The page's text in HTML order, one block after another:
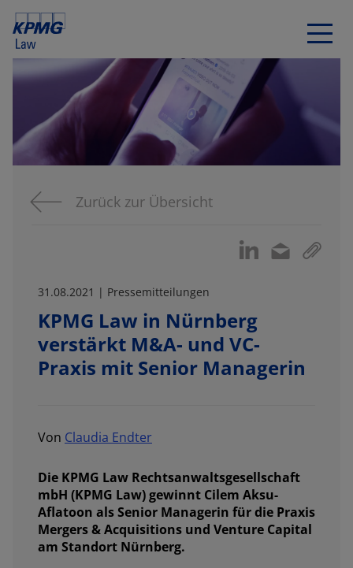
Zurück zur Übersicht
31.08.2021 | Pressemitteilungen
KPMG Law in Nürnberg
verstärkt M&A- und VC-
Praxis mit Senior Managerin
Von Claudia Endter
Die KPMG Law Rechtsanwaltsgesellschaft
mbH (KPMG Law) gewinnt Cilem Aksu-
Aflatoon als Senior Managerin für die Praxis
Mergers & Acquisitions und Venture Capital
am Standort Nürnberg.